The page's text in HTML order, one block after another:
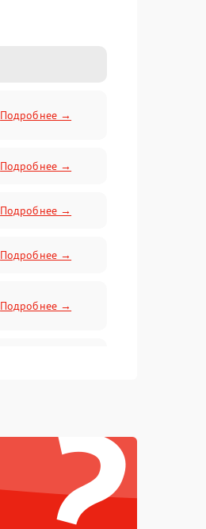
Подробнее →
Подробнее →
Подробнее →
Подробнее →
Подробнее →
Подробнее →